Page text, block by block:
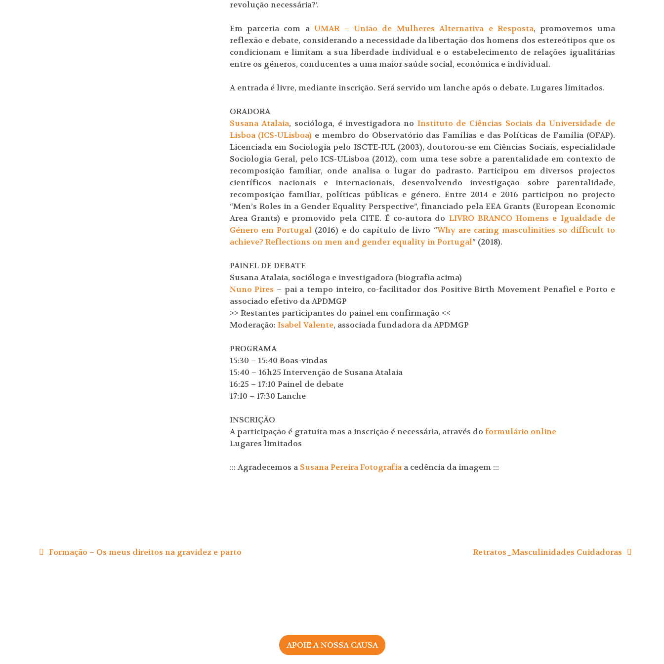
revolução necessária?’.
Em parceria com aUMAR – União de Mulheres Alternativa e Resposta, promovemos uma
reflexão e debate, considerando a necessidade da libertação dos homens dos estereótipos que os
condicionam e limitam a sua liberdade individual e o estabelecimento de relações igualitárias
entre os géneros, conducentes a uma maior saúde social, económica e individual.
A entrada é livre, mediante inscrição. Será servido um lanche após o debate. Lugares limitados.
ORADORA
Susana Atalaia, socióloga, é investigadora no Instituto de Ciências Sociais da Universidade de
Lisboa (ICS-ULisboa) e membro do Observatório das Famílias e das Políticas de Família (OFAP).
Licenciada em Sociologia pelo ISCTE-IUL (2003), doutorou-se em Ciências Sociais, especialidade
Sociologia Geral, pelo ICS-ULisboa (2012), com uma tese sobre a parentalidade em contexto de
recomposição familiar, onde analisa o lugar do padrasto. Participou em diversos projectos
científicos nacionais e internacionais, desenvolvendo investigação sobre parentalidade,
recomposição familiar, políticas públicas e género. Entre 2014 e 2016 participou no projecto
“Men’s Roles in a Gender Equality Perspective”, financiado pela EEA Grants (European Economic
Area Grants) e promovido pela CITE. É co-autora do LIVRO BRANCO Homens e Igualdade de
Género em Portugal (2016) e do capítulo de livro “Why are caring masculinities so difficult to
achieve? Reflections on men and gender equality in Portugal” (2018).
PAINEL DE DEBATE
Susana Atalaia, socióloga e investigadora (biografia acima)
Nuno Pires – pai a tempo inteiro, co-facilitador dos Positive Birth Movement Penafiel e Porto e
associado efetivo da APDMGP
>> Restantes participantes do painel em confirmação <<
Moderação: Isabel Valente, associada fundadora da APDMGP
PROGRAMA
15:30 – 15:40 Boas-vindas
15:40 – 16h25 Intervenção de Susana Atalaia
16:25 – 17:10 Painel de debate
17:10 – 17:30 Lanche
INSCRIÇÃO
A participação é gratuita mas a inscrição é necessária, através do formulário online
Lugares limitados
::: Agradecemos a Susana Pereira Fotografiaa cedência da imagem :::
de
artigos
Formação – Os meus direitos na gravidez e parto Retratos_Masculinidades Cuidadoras
APOIE A NOSSA CAUSA